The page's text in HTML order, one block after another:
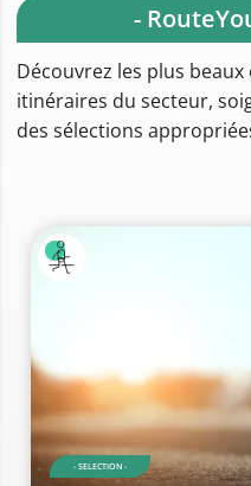
-
Découvrez les plus
itinéraires du secteur,
des sélections
- SELECTION -